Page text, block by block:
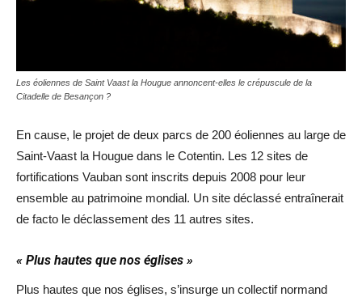
Les éoliennes de Saint Vaast la Hougue annoncent-elles le crépuscule de la
Citadelle de Besançon ?
En cause, le projet de deux parcs de 200 éoliennes au large de
Saint-Vaast la Hougue dans le Cotentin. Les 12 sites de
fortifications Vauban sont inscrits depuis 2008 pour leur
ensemble au patrimoine mondial. Un site déclassé entraînerait
de facto le déclassement des 11 autres sites.
« Plus hautes que nos églises »
Plus hautes que nos églises, s’insurge un collectif normand